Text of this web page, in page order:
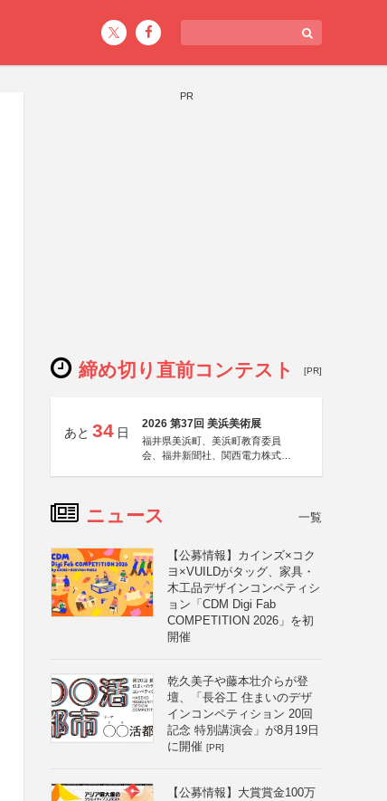
PR
締め切り直前コンテスト [PR]
あと 34 日
2026 第37回 美浜美術展
福井県美浜町、美浜町教育委員
会、福井新聞社、関西電力株式会
ニュース 一覧
【公募情報】カインズ×コク
ヨ×VUILDがタッグ、家具・
木工品デザインコンペティシ
ョン「CDM Digi Fab
COMPETITION 2026」を初
開催
乾久美子や藤本壮介らが登
壇、「長谷工 住まいのデザ
インコンペティション 20回
記念 特別講演会」が8月19日
に開催 [PR]
【公募情報】大賞賞金100万